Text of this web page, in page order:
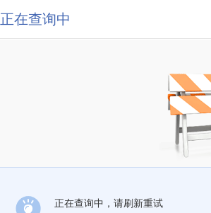
正在查询中
正在查询中，请刷新重试